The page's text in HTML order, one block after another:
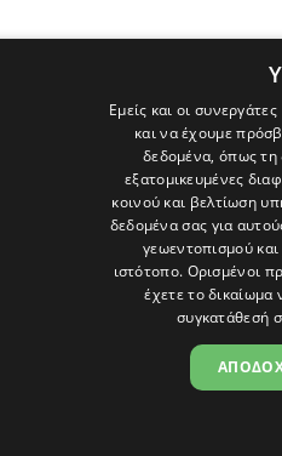
Εμείς και οι
και να έχουμε
δεδομένα, όπως τη
εξατομικευμένες
κοινού και βελτίωση
δεδομένα σας για
γεωεντοπισμού
ιστότοπο. Ορισμένοι
έχετε το δικαίωμα
συγκατάθεσή